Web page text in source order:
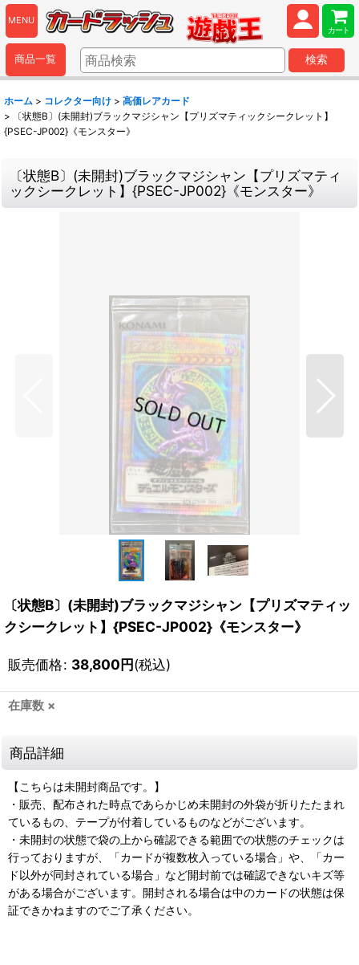
MENU
カート
商品一覧 検索
ホーム > コレクター向け > 高価レアカード
>
〔状態B〕(未開封)ブラックマジシャン【プリズマティックシークレット】
{PSEC-JP002}《モンスター》
〔状態B〕(未開封)ブラックマジシャン【プリズマティ
ックシークレット】{PSEC-JP002}《モンスター》
〔状態B〕(未開封)ブラックマジシャン【プリズマティッ
クシークレット】{PSEC-JP002}《モンスター》
販売価格: 38,800円(税込)
在庫数 ×
商品詳細
【こちらは未開封商品です。】
・販売、配布された時点であらかじめ未開封の外袋が折りたたまれ
ているもの、テープが付着しているものなどがございます。
・未開封の状態で袋の上から確認できる範囲での状態のチェックは
行っておりますが、「カードが複数枚入っている場合」や、「カー
ド以外が同封されている場合」など開封前では確認できないキズ等
がある場合がございます。開封される場合は中のカードの状態は保
証できかねますのでご了承ください。